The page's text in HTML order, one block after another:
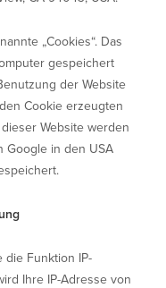
„Cookies“. Das
gespeichert
der Website
Cookie erzeugten
Website werden
Google in den USA
die Funktion IP-
Ihre IP-Adresse von